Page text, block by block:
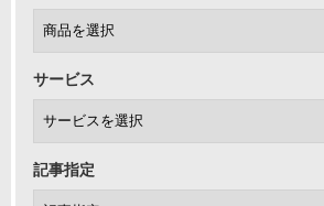
サービス
記事指定